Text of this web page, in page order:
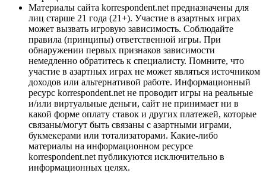
Материалы сайта korrespondent.net предназначены для
лиц старше 21 года (21+). Участие в азартных играх
может вызвать игровую зависимость. Соблюдайте
правила (принципы) ответственной игры. При
обнаружении первых признаков зависимости
немедленно обратитесь к специалисту. Помните, что
участие в азартных играх не может являться источником
доходов или альтернативой работе. Информационный
ресурс korrespondent.net не проводит игры на реальные
и/или виртуальные деньги, сайт не принимает ни в
какой форме оплату ставок и других платежей, которые
связаны/могут быть связаны с азартными играми,
букмекерами или тотализаторами. Какие-либо
материалы на информационном ресурсе
korrespondent.net публикуются исключительно в
информационных целях.